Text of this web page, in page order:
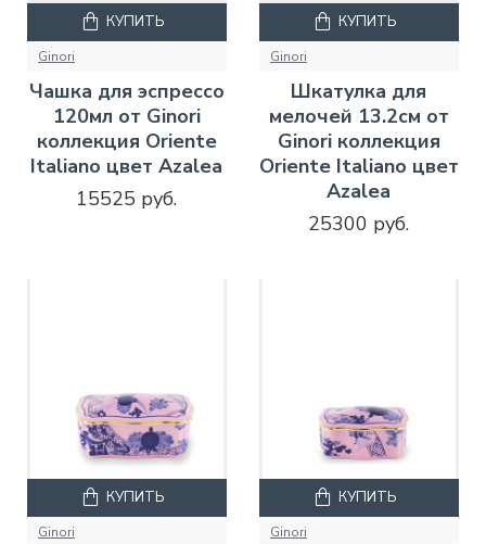
Ginori
Чашка для эспрессо
120мл от Ginori
коллекция Oriente
Italiano цвет Azalea
15525 руб.
КУПИТЬ
Ginori
Шкатулка для
мелочей 13.2см от
Ginori коллекция
Oriente Italiano цвет
Azalea
25300 руб.
КУПИТЬ
Ginori
КУПИТЬ
Ginori
КУПИТЬ